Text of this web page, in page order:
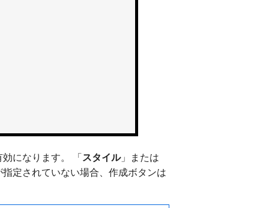
になります。 「スタイル」または
定されていない場合、作成ボタンは